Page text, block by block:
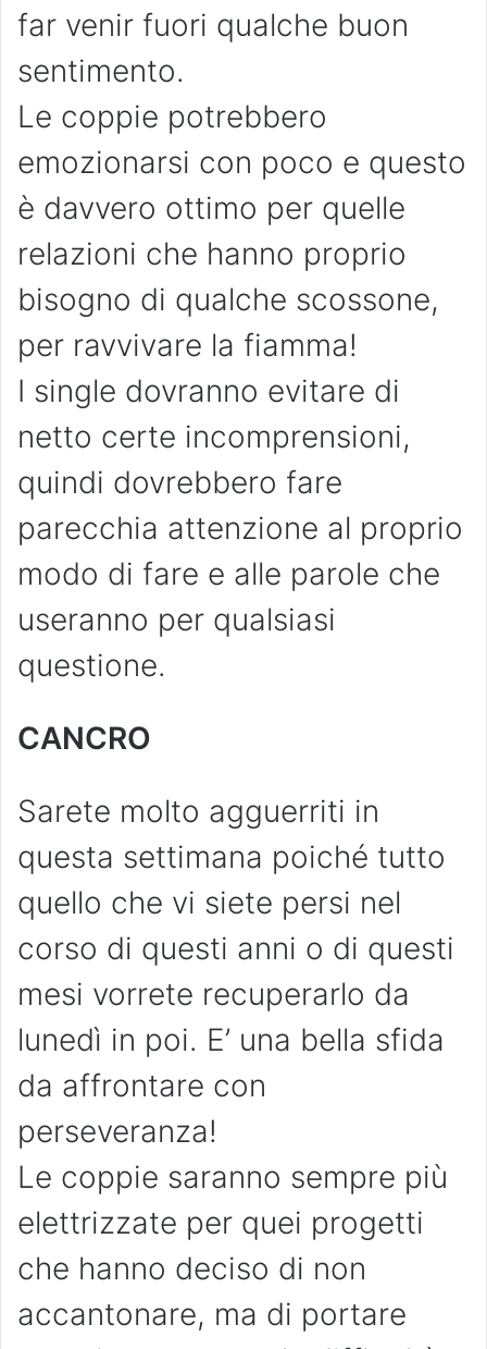
far venir fuori qualche buon
sentimento.
Le coppie potrebbero
emozionarsi con poco e questo
è davvero ottimo per quelle
relazioni che hanno proprio
bisogno di qualche scossone,
per ravvivare la fiamma!
I single dovranno evitare di
netto certe incomprensioni,
quindi dovrebbero fare
parecchia attenzione al proprio
modo di fare e alle parole che
useranno per qualsiasi
questione.
CANCRO
Sarete molto agguerriti in
questa settimana poiché tutto
quello che vi siete persi nel
corso di questi anni o di questi
mesi vorrete recuperarlo da
lunedì in poi. E’ una bella sfida
da affrontare con
perseveranza!
Le coppie saranno sempre più
elettrizzate per quei progetti
che hanno deciso di non
accantonare, ma di portare